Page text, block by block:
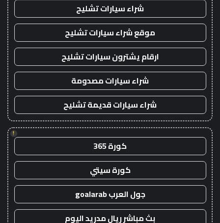
شراء سيارات تشليح
موقع شراء سيارات تشليح
ارقام يشترون سيارات تشليح
شراء سيارات مصدومة
شراء سيارات قديمة تشليح
!
كورة 365
كورة سيتي
جول العرب goalarab
بث مباشر ريال مدريد اليوم